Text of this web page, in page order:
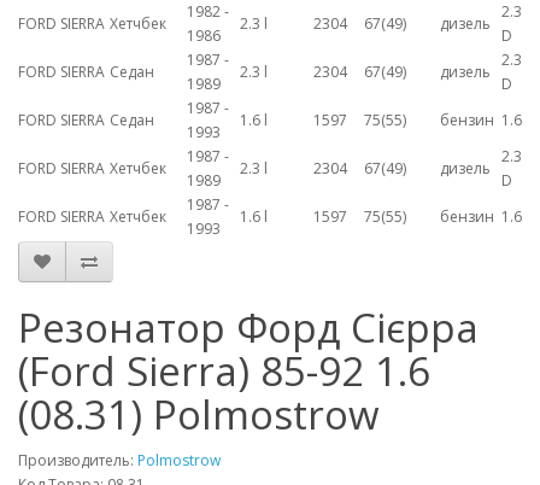
FORD SIERRA Хетчбек
1982 -
1986
2.3 l 2304 67(49) дизель
2.3
D
FORD SIERRA Седан
1987 -
1989
2.3 l 2304 67(49) дизель
2.3
D
FORD SIERRA Седан
1987 -
1993
1.6 l 1597 75(55) бензин 1.6
FORD SIERRA Хетчбек
1987 -
1989
2.3 l 2304 67(49) дизель
2.3
D
FORD SIERRA Хетчбек
1987 -
1993
1.6 l 1597 75(55) бензин 1.6
Резонатор Форд Сієрра
(Ford Sierra) 85-92 1.6
(08.31) Polmostrow
Производитель: Polmostrow